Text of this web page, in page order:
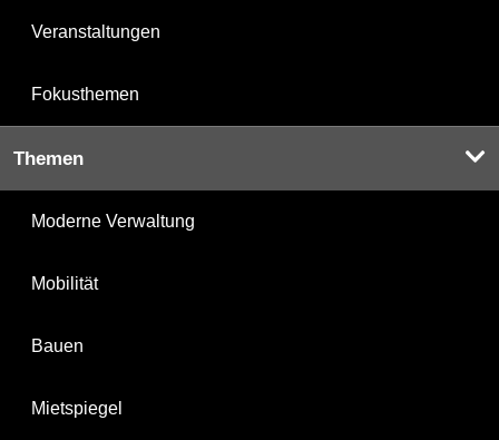
Veranstaltungen
Fokusthemen
Themen
Moderne Verwaltung
Mobilität
Bauen
Mietspiegel